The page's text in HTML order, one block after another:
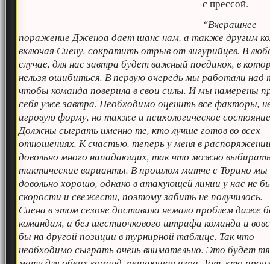
с прессой.
“Вчерашнее
поражение Дженоа дает шанс нам, а также другим
включая Сиену, сократить отрыв от лигурийцев. В
случае, для нас завтра будет важный поединок, в
нельзя ошибиться. В первую очередь мы работали над
чтобы команда поверила в свои силы. И мы намерены
себя уже завтра. Необходимо оценить все факторы,
игровую форму, но также и психологическое
Должны сыграть именно те, кто лучше готов во всех
отношениях. К счастью, теперь у меня в
довольно много нападающих, так что можно
тактические варианты. В прошлом матче с Торино мы
довольно хорошо, однако в атакующей линии у нас не
скорости и свежести, поэтому забить не получилось.
Сиена в этом сезоне доставила немало проблем даже
командам, а без шестиочкового штрафа команда и
бы на другой позиции в турнирной таблице. Так что
необходимо сыграть очень внимательно. Это будет